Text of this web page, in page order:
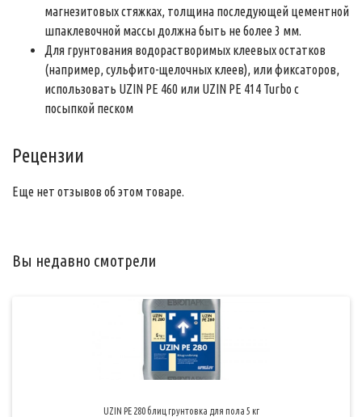
магнезитовых стяжках, толщина последующей цементной
шпаклевочной массы должна быть не более 3 мм.
Для грунтования водорастворимых клеевых остатков
(например, сульфито-щелочных клеев), или фиксаторов,
использовать UZIN PE 460 или UZIN PE 414 Turbo с
посыпкой песком
Рецензии
Еще нет отзывов об этом товаре.
Вы недавно смотрели
UZIN PE 280 блиц грунтовка для пола 5 кг